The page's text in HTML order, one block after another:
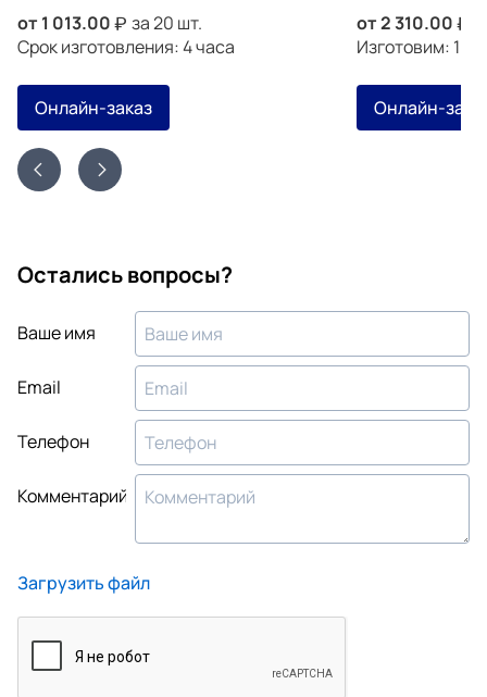
от 1 013.00
за 20 шт.
Срок изготовления: 4 часа
Онлайн-заказ
от2 310.00
Изготовим: 19
Онлайн-
Остались вопросы?
Ваше имя
Email
Телефон
Комментарий
Загрузить файл